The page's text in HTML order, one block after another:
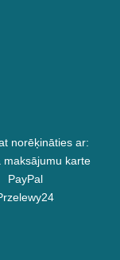
norēķināties ar:
maksājumu karte
PayPal